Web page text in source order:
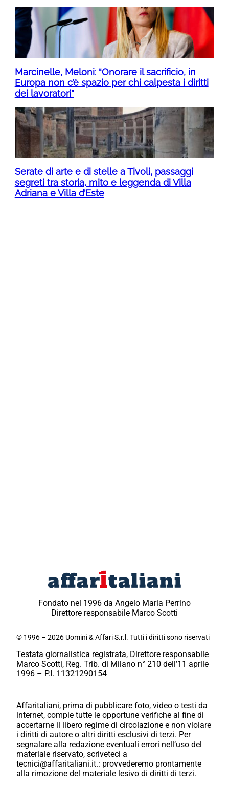
Marcinelle, Meloni: “Onorare il sacrificio, in
Europa non c’è spazio per chi calpesta i diritti
dei lavoratori”
Serate di arte e di stelle a Tivoli, passaggi
segreti tra storia, mito e leggenda di Villa
Adriana e Villa d’Este
Fondato nel 1996 da Angelo Maria Perrino
Direttore responsabile Marco Scotti
© 1996 – 2026 Uomini & Affari S.r.l. Tutti i diritti sono riservati
Testata giornalistica registrata, Direttore responsabile
Marco Scotti, Reg. Trib. di Milano n° 210 dell’11 aprile
1996 – P.I. 11321290154
Affaritaliani, prima di pubblicare foto, video o testi da
internet, compie tutte le opportune verifiche al fine di
accertarne il libero regime di circolazione e non violare
i diritti di autore o altri diritti esclusivi di terzi. Per
segnalare alla redazione eventuali errori nell’uso del
materiale riservato, scriveteci a
tecnici@affaritaliani.it.: provvederemo prontamente
alla rimozione del materiale lesivo di diritti di terzi.